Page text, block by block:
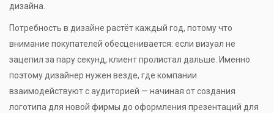
дизайна.
Потребность в дизайне растёт каждый год, потому что
внимание покупателей обесценивается: если визуал не
зацепил за пару секунд, клиент пролистал дальше. Именно
поэтому дизайнер нужен везде, где компании
взаимодействуют с аудиторией — начиная от создания
логотипа для новой фирмы до оформления презентаций для